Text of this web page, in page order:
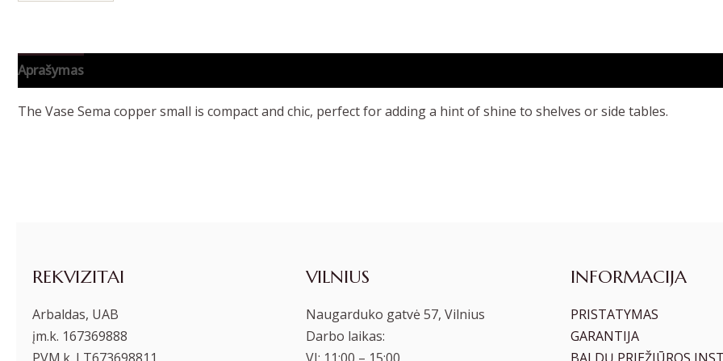
Aprašymas
The Vase Sema copper small is compact and chic, perfect for adding a hint of shine to shelves or side tables.
REKVIZITAI
Arbaldas, UAB
įm.k. 167369888
VILNIUS
Naugarduko gatvė 57, Vilnius
Darbo laikas:
INFORMACIJA
PRISTATYMAS
GARANTIJA